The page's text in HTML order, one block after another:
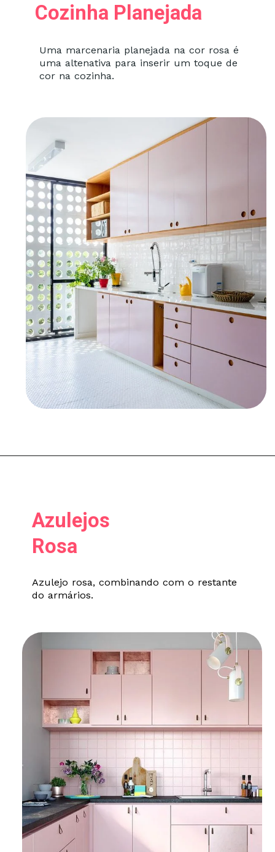
Uma marcenaria planejada na cor rosa é
uma altenativa para inserir um toque de
cor na cozinha.
Cozinha Planejada
Azulejo rosa, combinando com o restante
do armários.
Azulejos
Rosa